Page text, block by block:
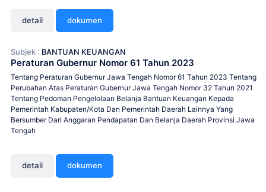
detail dokumen
Subjek : BANTUAN KEUANGAN
Peraturan Gubernur Nomor 61 Tahun 2023
Tentang Peraturan Gubernur Jawa Tengah Nomor 61 Tahun 2023 Tentang
Perubahan Atas Peraturan Gubernur Jawa Tengah Nomor 32 Tahun 2021
Tentang Pedoman Pengelolaan Belanja Bantuan Keuangan Kepada
Pemerintah Kabupaten/Kota Dan Pemerintah Daerah Lainnya Yang
Bersumber Dari Anggaran Pendapatan Dan Belanja Daerah Provinsi Jawa
Tengah
detail dokumen